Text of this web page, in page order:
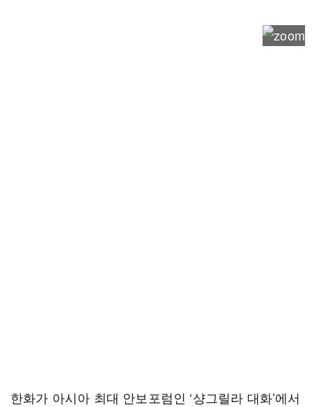
한화가 아시아 최대 안보포럼인 ‘샹그릴라 대화’에서